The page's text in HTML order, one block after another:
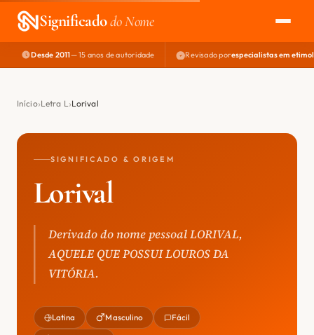
Significadodo Nome
EXPLORAR
NOME PERFEITO
Desde 2011— 15 anos de autoridade Revisado porespecialistas em
Início Letra L Lorival
SIGNIFICADO & ORIGEM
Lorival
Derivado do nome pessoal LORIVAL,
AQUELE QUE POSSUI LOUROS DA
VITÓRIA.
Latina Masculino Fácil